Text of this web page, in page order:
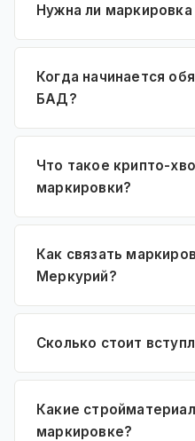
Нужна ли маркировка
Когда начинается
БАД?
Что такое крипто-
маркировки?
Как связать
Меркурий?
Сколько стоит
Какие
маркировке?